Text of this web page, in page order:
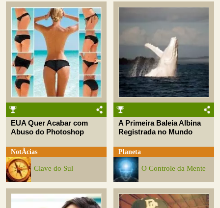
EUA Quer Acabar com
Abuso do Photoshop
NotÃ­cias
Clave do Sul
A Primeira Baleia Albina
Registrada no Mundo
Planeta
O Controle da Mente